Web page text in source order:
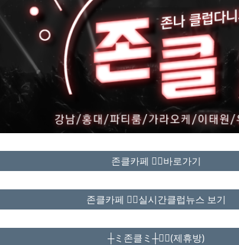
존클카페 ❤️‍🔥바로가기
존클카페 ❤️‍🔥실시간클럽뉴스 보기
┼ミ존클ミ┼❤️‍🔥(제휴방)